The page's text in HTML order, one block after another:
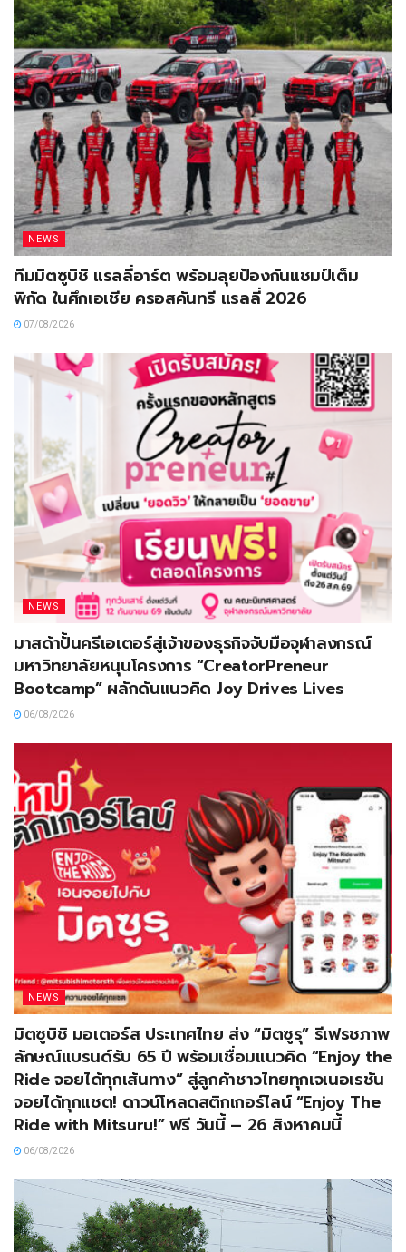
NEWS
ทีมมิตซูบิชิ แรลลี่อาร์ต พร้อมลุยป้องกันแชมป์เต็ม
พิกัด ในศึกเอเชีย ครอสคันทรี แรลลี่ 2026
07/08/2026
NEWS
มาสด้าปั้นครีเอเตอร์สู่เจ้าของธุรกิจจับมือจุฬาลงกรณ์
มหาวิทยาลัยหนุนโครงการ “CreatorPreneur
Bootcamp” ผลักดันแนวคิด Joy Drives Lives
06/08/2026
NEWS
มิตซูบิชิ มอเตอร์ส ประเทศไทย ส่ง “มิตซูรุ” รีเฟรชภาพ
ลักษณ์แบรนด์รับ 65 ปี พร้อมเชื่อมแนวคิด “Enjoy the
Ride จอยได้ทุกเส้นทาง” สู่ลูกค้าชาวไทยทุกเจเนอเรชัน
จอยได้ทุกแชต! ดาวน์โหลดสติกเกอร์ไลน์ “Enjoy The
Ride with Mitsuru!” ฟรี วันนี้ – 26 สิงหาคมนี้
06/08/2026